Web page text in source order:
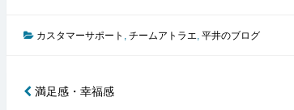
カスタマーサポート , チームアトラエ, 平井のブログ
投満足感・幸福感